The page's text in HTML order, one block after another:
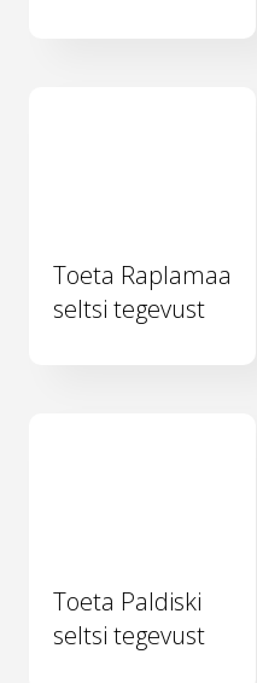
Toeta Raplamaa
seltsi tegevust
Toeta Paldiski
seltsi tegevust